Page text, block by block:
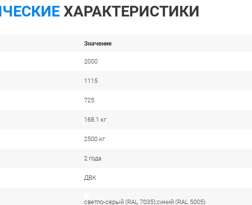
ХАРАКТЕРИСТИКИ
Значение
2000
1115
725
168.1 кг
2500 кг
2 года
ДВК
светло-серый (RAL 7035);синий (RAL 5005)